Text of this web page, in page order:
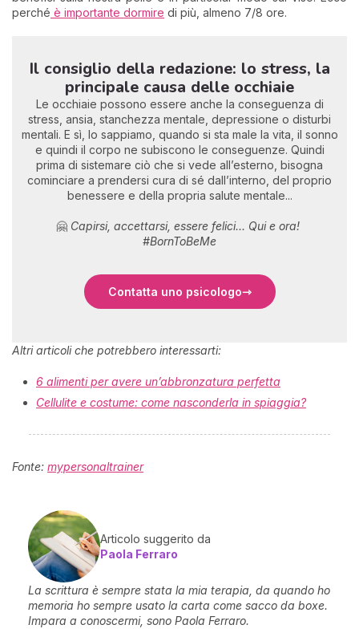
perché è importante dormire di più, almeno 7/8 ore.
Il consiglio della redazione: lo stress, la
principale causa delle occhiaie
Le occhiaie possono essere anche la conseguenza di
stress, ansia, stanchezza mentale, depressione o disturbi
mentali. E sì, lo sappiamo, quando si sta male la vita, il sonno
e quindi il corpo ne subiscono le conseguenze. Quindi
prima di sistemare ciò che si vede all’esterno, bisogna
cominciare a prendersi cura di sé dall’interno, del proprio
benessere e della propria salute mentale...
🤗 Capirsi, accettarsi, essere felici... Qui e ora!
#BornToBeMe
Contatta uno psicologo
Altri articoli che potrebbero interessarti:
6 alimenti per avere un’abbronzatura perfetta
Cellulite e costume: come nasconderla in spiaggia?
Fonte: mypersonaltrainer
Articolo suggerito da
Paola Ferraro
La scrittura è sempre stata la mia terapia, da quando ho
memoria ho sempre usato la carta come sacco da boxe.
Impara a conoscermi, sono Paola Ferraro.